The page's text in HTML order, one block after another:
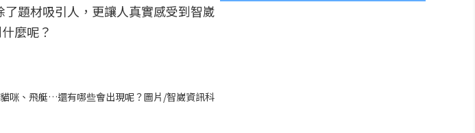
題材吸引人，更讓人真實感受到智崴
麼呢？
咪、飛艇…還有哪些會出現呢？圖片/智崴資訊科